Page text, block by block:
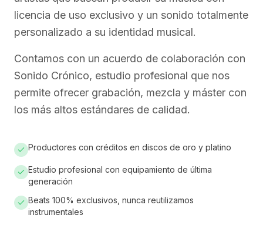
licencia de uso exclusivo y un sonido totalmente
personalizado a su identidad musical.
Contamos con un acuerdo de colaboración con
Sonido Crónico, estudio profesional que nos
permite ofrecer grabación, mezcla y máster con
los más altos estándares de calidad.
Productores con créditos en discos de oro y platino
Estudio profesional con equipamiento de última
generación
Beats 100% exclusivos, nunca reutilizamos
instrumentales